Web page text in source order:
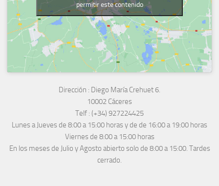
permitir este contenido
Dirección : Diego María Crehuet 6.
10002 Cáceres
Telf : (+34) 927224425
Lunes a Jueves de 8:00 a 15:00 horas y de de 16:00 a 19:00 horas
Viernes de 8:00 a 15:00 horas
En los meses de Julio y Agosto abierto solo de 8:00 a 15:00. Tardes
cerrado.